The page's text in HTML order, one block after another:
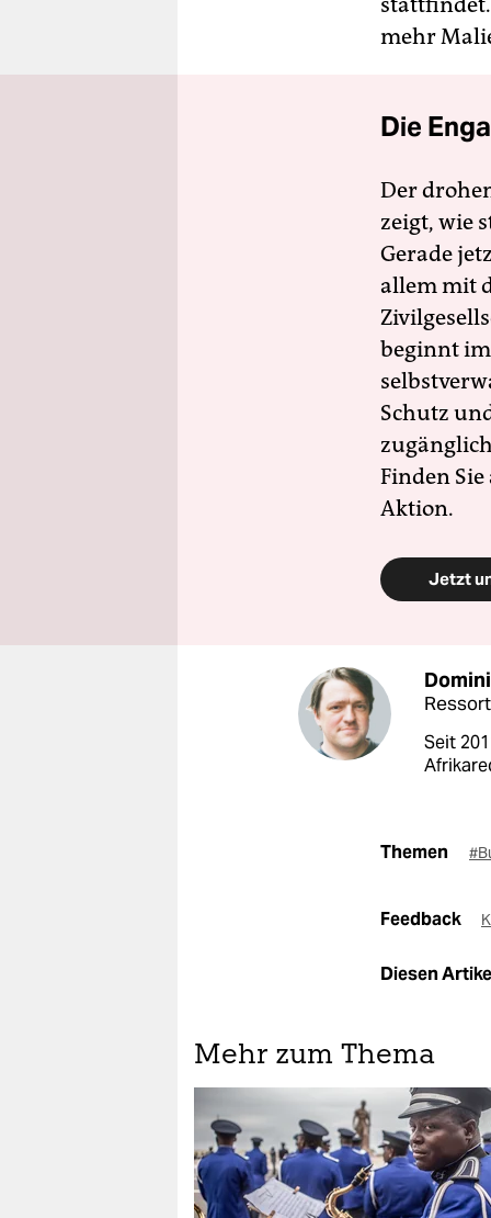
mehr
Die
Der
zeigt, wie
Gerade
allem mit
beginnt
Schutz
Finden
Aktion.
Jetzt
Seit
Themen
Feedback
Diesen
Mehr zum Thema